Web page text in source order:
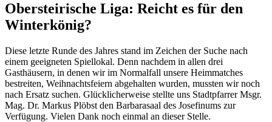
Obersteirische Liga: Reicht es für den
Winterkönig?
Diese letzte Runde des Jahres stand im Zeichen der Suche nach
einem geeigneten Spiellokal. Denn nachdem in allen drei
Gasthäusern, in denen wir im Normalfall unsere Heimmatches
bestreiten, Weihnachtsfeiern abgehalten wurden, mussten wir noch
nach Ersatz suchen. Glücklicherweise stellte uns Stadtpfarrer Msgr.
Mag. Dr. Markus Plöbst den Barbarasaal des Josefinums zur
Verfügung. Vielen Dank noch einmal an dieser Stelle.